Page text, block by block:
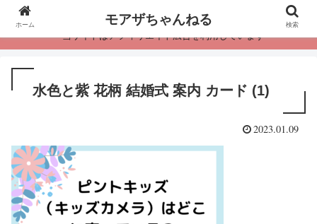
・当サイトはアフィリエイト広告を利用しています
水色と紫 花柄 結婚式 案内 カード (1)
2023.01.09
ホーム モアザちゃんねる 検索